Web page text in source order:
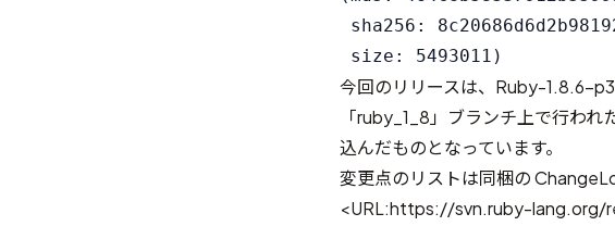
sha256:
今回のリリースは、Ruby-1.8.6-
「ruby_1_8」ブランチ上で行わ
込んだものとなっています。
変更点のリストは同梱の
<URL:https://svn.ruby-lang.org/